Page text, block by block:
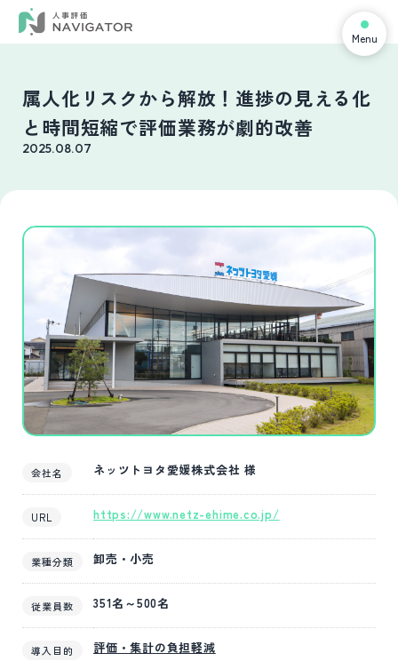
Menu
属人化リスクから解放！進捗の見える化
と時間短縮で評価業務が劇的改善
2025.08.07
会社名 ネッツトヨタ愛媛株式会社 様
URL https://www.netz-ehime.co.jp/
業種分類 卸売・小売
従業員数 351名～500名
導入目的
評価・集計の負担軽減